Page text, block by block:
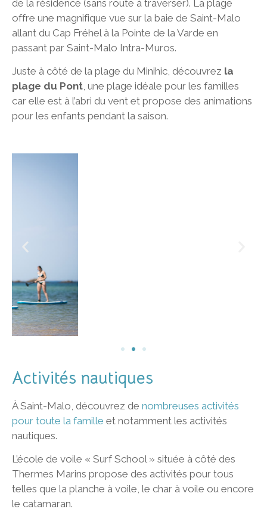
de la résidence (sans route à traverser). La plage
offre une magnifique vue sur la baie de Saint-Malo
allant du Cap Fréhel à la Pointe de la Varde en
passant par Saint-Malo Intra-Muros.
Juste à côté de la plage du Minihic, découvrez la
plage du Pont, une plage idéale pour les familles
car elle est à l’abri du vent et propose des animations
pour les enfants pendant la saison.
Activités nautiques
À Saint-Malo, découvrez de nombreuses activités
pour toute la famille et notamment les activités
nautiques.
L’école de voile « Surf School » située à côté des
Thermes Marins propose des activités pour tous
telles que la planche à voile, le char à voile ou encore
le catamaran.